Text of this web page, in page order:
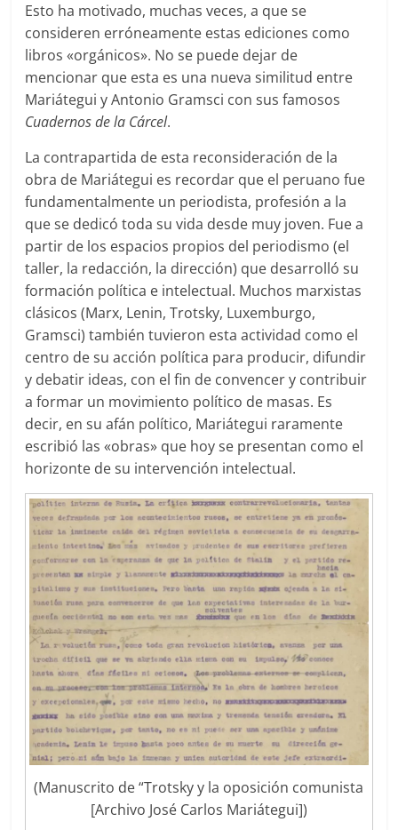
Esto ha motivado, muchas veces, a que se
consideren erróneamente estas ediciones como
libros «orgánicos». No se puede dejar de
mencionar que esta es una nueva similitud entre
Mariátegui y Antonio Gramsci con sus famosos
Cuadernos de la Cárcel.
La contrapartida de esta reconsideración de la
obra de Mariátegui es recordar que el peruano fue
fundamentalmente un periodista, profesión a la
que se dedicó toda su vida desde muy joven. Fue a
partir de los espacios propios del periodismo (el
taller, la redacción, la dirección) que desarrolló su
formación política e intelectual. Muchos marxistas
clásicos (Marx, Lenin, Trotsky, Luxemburgo,
Gramsci) también tuvieron esta actividad como el
centro de su acción política para producir, difundir
y debatir ideas, con el fin de convencer y contribuir
a formar un movimiento político de masas. Es
decir, en su afán político, Mariátegui raramente
escribió las «obras» que hoy se presentan como el
horizonte de su intervención intelectual.
(Manuscrito de “Trotsky y la oposición comunista
[Archivo José Carlos Mariátegui])